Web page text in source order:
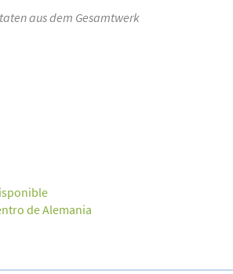
aus dem Gesamtwerk
de Alemania